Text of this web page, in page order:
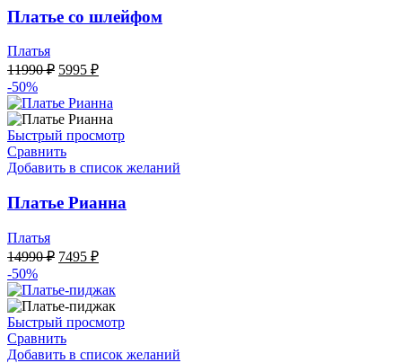
Платье со шлейфом
Платья
11990₽ Первоначальная
составляла
11990 ₽.
5995 ₽Текущая
5995 ₽.
-50%
Быстрый просмотр
Сравнить
Добавить в список желаний
Платье Рианна
Платья
14990₽ Первоначальная
составляла
14990 ₽.
7495 ₽Текущая
7495 ₽.
-50%
Быстрый просмотр
Сравнить
Добавить в список желаний